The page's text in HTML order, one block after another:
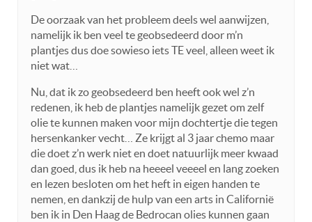
De oorzaak van het probleem deels wel aanwijzen,
namelijk ik ben veel te geobsedeerd door m’n
plantjes dus doe sowieso iets TE veel, alleen weet ik
niet wat…
Nu, dat ik zo geobsedeerd ben heeft ook wel z’n
redenen, ik heb de plantjes namelijk gezet om zelf
olie te kunnen maken voor mijn dochtertje die tegen
hersenkanker vecht… Ze krijgt al 3 jaar chemo maar
die doet z’n werk niet en doet natuurlijk meer kwaad
dan goed, dus ik heb na heeeel veeeel en lang zoeken
en lezen besloten om het heft in eigen handen te
nemen, en dankzij de hulp van een arts in Californië
ben ik in Den Haag de Bedrocan olies kunnen gaan